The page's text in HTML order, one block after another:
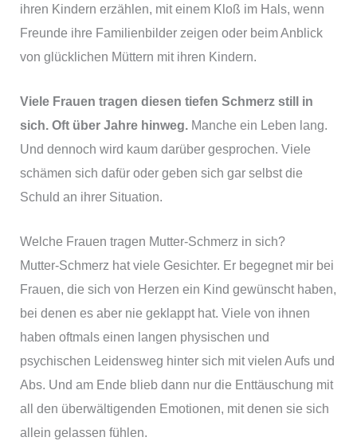
ihren Kindern erzählen, mit einem Kloß im Hals, wenn
Freunde ihre Familienbilder zeigen oder beim Anblick
von glücklichen Müttern mit ihren Kindern.
Viele Frauen tragen diesen tiefen Schmerz still in
sich. Oft über Jahre hinweg. Manche ein Leben lang.
Und dennoch wird kaum darüber gesprochen. Viele
schämen sich dafür oder geben sich gar selbst die
Schuld an ihrer Situation.
Welche Frauen tragen Mutter-Schmerz in sich?
Mutter-Schmerz hat viele Gesichter. Er begegnet mir bei
Frauen, die sich von Herzen ein Kind gewünscht haben,
bei denen es aber nie geklappt hat. Viele von ihnen
haben oftmals einen langen physischen und
psychischen Leidensweg hinter sich mit vielen Aufs und
Abs. Und am Ende blieb dann nur die Enttäuschung mit
all den überwältigenden Emotionen, mit denen sie sich
allein gelassen fühlen.